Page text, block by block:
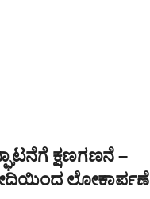
ಕ್ಷಣಗಣನೆ –
ಲೋಕಾರ್ಪಣೆ